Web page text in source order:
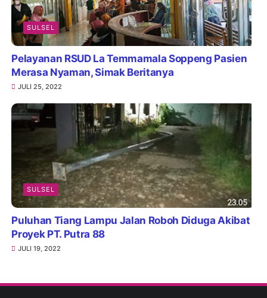
SULSEL
Pelayanan RSUD La Temmamala Soppeng Pasien
Merasa Nyaman, Simak Beritanya
JULI 25, 2022
SULSEL
Puluhan Tiang Lampu Jalan Roboh Diduga Akibat
Proyek PT. Putra 88
JULI 19, 2022